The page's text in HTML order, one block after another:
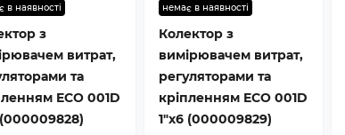
в наявності
з
витрат,
та
ECO 001D
(000009828)
немає в наявності
Колектор з
вимірювачем витрат,
регуляторами та
кріпленням ECO 001D
1″x6 (000009829)